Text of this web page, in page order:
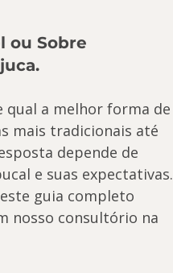
ou Sobre
qual a melhor forma de
mais tradicionais até
depende de
e suas expectativas.
guia completo
nosso consultório na